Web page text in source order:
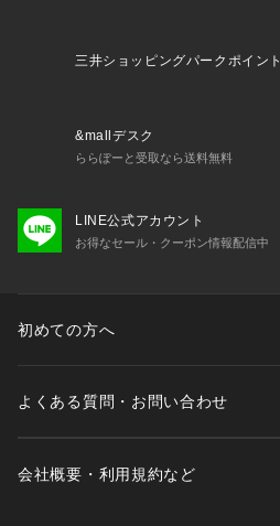
三井ショッピングパークポイント
&mallデスク
ららぽーと受取なら送料無料
LINE公式アカウント
お得なセール・クーポン情報配信中
初めての方へ
よくある質問・お問い合わせ
会社概要・利用規約など